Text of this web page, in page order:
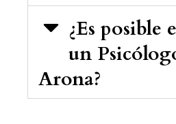
¿Es posible
un
Arona?